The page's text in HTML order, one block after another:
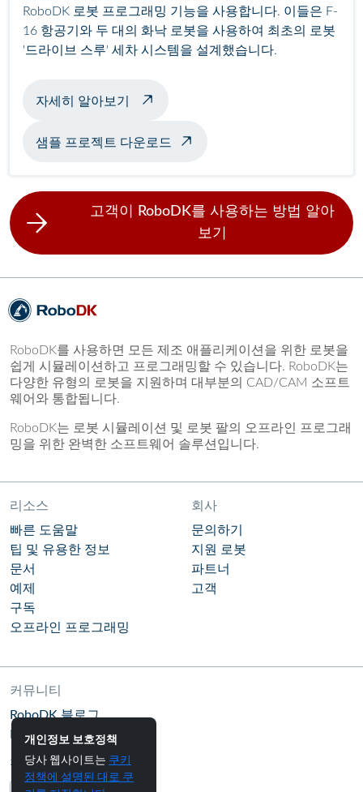
RoboDK 로봇 프로그래밍 기능을 사용합니다. 이들은 F-
16 항공기와 두 대의 화낙 로봇을 사용하여 최초의 로봇
'드라이브 스루' 세차 시스템을 설계했습니다.
자세히 알아보기 자동 비행기 세차 정보
샘플 프로젝트 다운로드
고객이 RoboDK를 사용하는 방법 알아
보기
RoboDK를 사용하면 모든 제조 애플리케이션을 위한 로봇을
쉽게 시뮬레이션하고 프로그래밍할 수 있습니다. RoboDK는
다양한 유형의 로봇을 지원하며 대부분의 CAD/CAM 소프트
웨어와 통합됩니다.
RoboDK는 로봇 시뮬레이션 및 로봇 팔의 오프라인 프로그래
밍을 위한 완벽한 소프트웨어 솔루션입니다.
리소스
빠른 도움말
팁 및 유용한 정보
문서
예제
구독
오프라인 프로그래밍
회사
문의하기
지원 로봇
파트너
고객
커뮤니티
RoboDK 블로그
RoboDK 포럼
팔로우하기
개인정보 보호정책
당사 웹사이트는 쿠키
정책에 설명된 대로 쿠